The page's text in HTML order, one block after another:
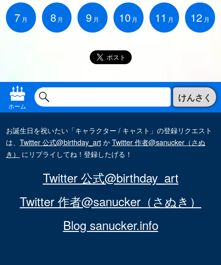
7 月 8 月 9 月 10 月 11 月 12 月
ホーム
けんさく
お誕生日を祝いたい「キャラクター / キャスト」の登録リクエスト
は、 Twitter 公式@birthday_artかTwitter 作者@sanucker（さぬ
き）
にリプライしてね！登録したげる！
Twitter 公式@birthday_art
Twitter 作者@sanucker（さぬき）
Blog sanucker.info